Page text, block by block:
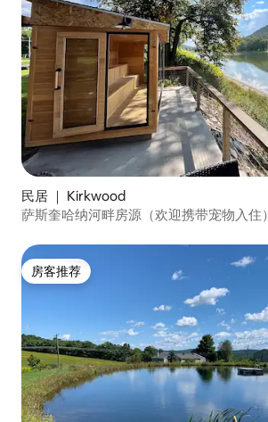
民居 ｜ Kirkwood
萨斯奎哈纳河畔房源（欢迎携带宠物入住）
房客推荐
房客推荐